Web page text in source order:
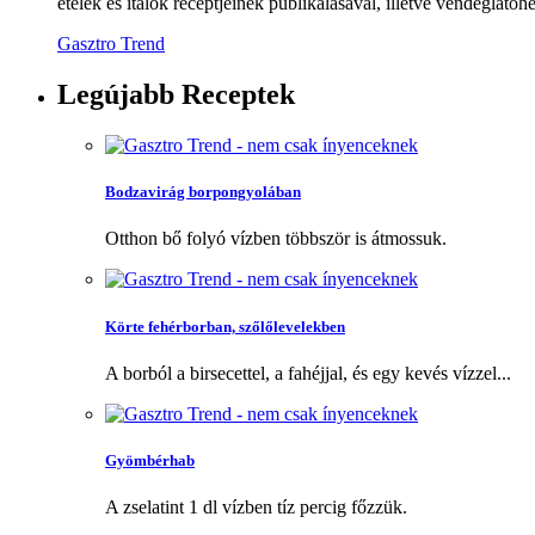
Gasztro Trend
Legújabb Receptek
Bodzavirág borpongyolában
Otthon bő folyó vízben többször is átmossuk.
Körte fehérborban, szőlőlevelekben
A borból a birsecettel, a fahéjjal, és egy kevés vízzel...
Gyömbérhab
A zselatint 1 dl vízben tíz percig főzzük.